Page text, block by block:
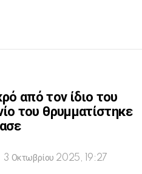
από τον ίδιο του
του θρυμματίστηκε
3 Οκτωβρίου 2025, 19:27